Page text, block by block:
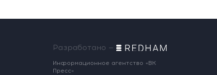
Разработано —
Информационное агентство «ВК
Пресс»